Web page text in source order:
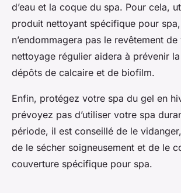
d’eau et la coque du spa. Pour cela,
produit nettoyant spécifique pour
n’endommagera pas le revêtement
nettoyage régulier aidera à prévenir
dépôts de calcaire et de biofilm.
Enfin, protégez votre spa du gel en
prévoyez pas d’utiliser votre spa
période, il est conseillé de le
de le sécher soigneusement et de le
couverture spécifique pour spa.